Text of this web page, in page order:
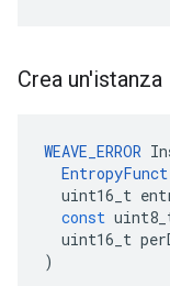
Crea un'istanza
WEAVE_ERROR
EntropyFunct
uint16_t
const
uint16_t
)